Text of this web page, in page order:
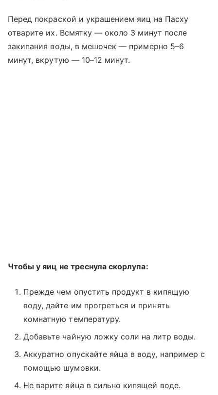
Перед покраской и украшением яиц на Пасху
отварите их. Всмятку — около 3 минут после
закипания воды, в мешочек — примерно 5–6
минут, вкрутую — 10–12 минут.
Чтобы у яиц не треснула скорлупа:
Прежде чем опустить продукт в кипящую
воду, дайте им прогреться и принять
комнатную температуру.
Добавьте чайную ложку соли на литр воды.
Аккуратно опускайте яйца в воду, например с
помощью шумовки.
Не варите яйца в сильно кипящей воде.